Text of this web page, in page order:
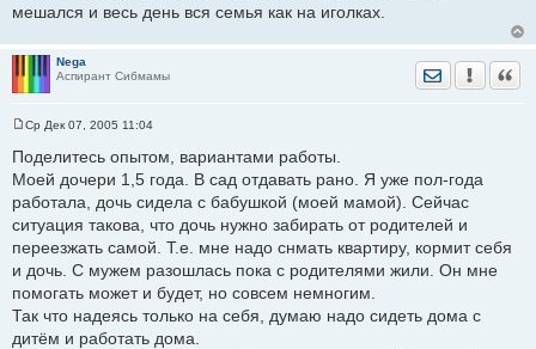
мешался и весь день вся семья как на иголках.
Nega
Аспирант Сибмамы
Отправить
о
б
е
н
е
Ср Дек 07, 2005 11:04
Поделитесь опытом, вариантами работы.
Моей дочери 1,5 года. В сад отдавать рано. Я уже пол-года
работала, дочь сидела с бабушкой (моей мамой). Сейчас
ситуация такова, что дочь нужно забирать от родителей и
переезжать самой. Т.е. мне надо снмать квартиру, кормит себя
и дочь. С мужем разошлась пока с родителями жили. Он мне
помогать может и будет, но совсем немногим.
Так что надеясь только на себя, думаю надо сидеть дома с
дитём и работать дома.